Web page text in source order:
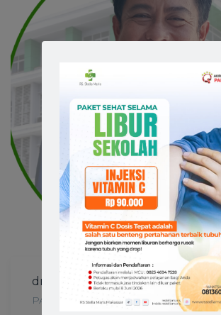
dr. Pither Sandy Tulak,Sp.P
PARU